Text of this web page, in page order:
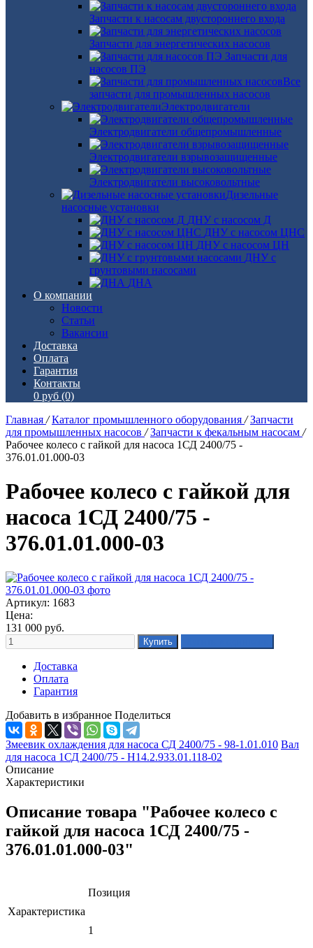
Запчасти к насосам двустороннего входа
Запчасти для энергетических насосов
Запчасти для
насосов ПЭ
Все
запчасти для промышленных насосов
Электродвигатели
Электродвигатели общепромышленные
Электродвигатели взрывозащищенные
Электродвигатели высоковольтные
Дизельные
насосные установки
ДНУ с насосом Д
ДНУ с насосом ЦНС
ДНУ с насосом ЦН
ДНУ с
грунтовыми насосами
ДНА
О компании
Новости
Статьи
Вакансии
Доставка
Оплата
Гарантия
Контакты
0 руб (0)
Главная / Каталог промышленного оборудования / Запчасти
для промышленных насосов / Запчасти к фекальным насосам /
Рабочее колесо с гайкой для насоса 1СД 2400/75 -
376.01.01.000-03
Рабочее колесо с гайкой для
насоса 1СД 2400/75 -
376.01.01.000-03
Артикул: 1683
Цена:
131 000 руб.
Доставка
Оплата
Гарантия
Добавить в избранное Поделиться
Змеевик охлаждения для насоса СД 2400/75 - 98-1.01.010 Вал
для насоса 1СД 2400/75 - Н14.2.933.01.118-02
Описание
Характеристики
Описание товара "Рабочее колесо с
гайкой для насоса 1СД 2400/75 -
376.01.01.000-03"
Характеристика
Позиция
1